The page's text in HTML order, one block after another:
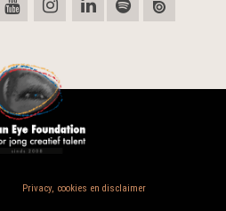
Privacy, cookies en disclaimer